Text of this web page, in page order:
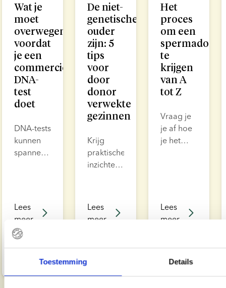
Toestemming Details
Wat je
moet
overwegen
voordat
je een
commerciële
DNA-
test
doet
DNA-tests
kunnen
spannende,
jezelf en
genetische
afkomst,
vooral als
jij of je
Lees
meer
25,
2024
De niet-
genetische
ouder
zijn: 5
tips
voor
door
donor
verwekte
gezinnen
Krijg
praktische
inzichten
genetische
donor
gezin
Lees
meer
7,
Het
proces
om een
spermadonor
te
krijgen
van A
tot Z
Vraag je
je af hoe
je het
regelen?
hebben
we alle
Lees
meer
31,